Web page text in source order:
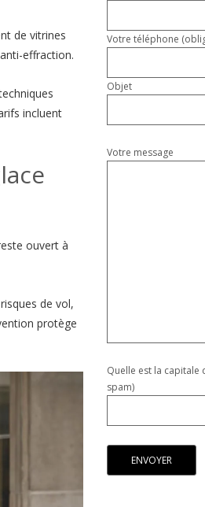
de vitrines
effraction.
incluent
ouvert à
de vol,
protège
Votre téléphone
Objet
Votre message
Quelle est la capitale
spam)